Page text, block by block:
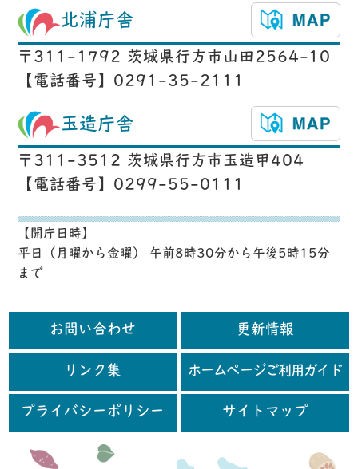
北浦庁舎
〒311-1792 茨城県行方市山田2564-10
【電話番号】0291-35-2111
玉造庁舎
〒311-3512 茨城県行方市玉造甲404
【電話番号】0299-55-0111
【開庁日時】
平日（月曜から金曜） 午前8時30分から午後5時15分
まで
お問い合わせ 更新情報
リンク集 ホームページご利用ガイド
プライバシーポリシー サイトマップ